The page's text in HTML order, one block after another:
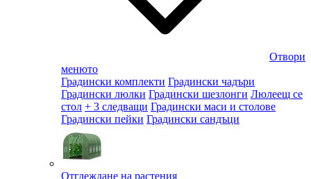
Отвори
менюто
Градински комплекти Градински чадъри
Градински люлки Градински шезлонги Люлеещ се
стол + 3 следващи Градински маси и столове
Градински пейки Градински сандъци
Отглеждане на растения